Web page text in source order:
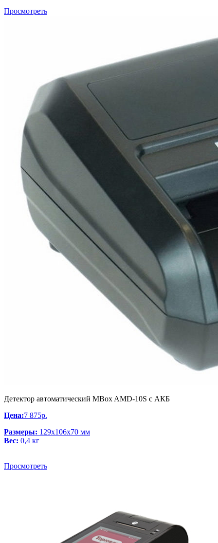
Просмотреть
Детектор автоматический MBox AMD-10S с АКБ
Цена:7 875р.
Размеры: 129x106x70 мм
Вес: 0,4 кг
Просмотреть